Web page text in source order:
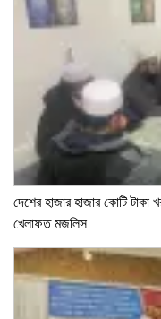
দেশের হাজার হাজার কোটি
খেলাফত মজলিস